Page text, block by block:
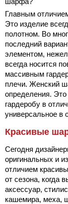
Главным
Это изделие
полотном. Во
последний
элементом,
всегда носится
массивным
плечи. Женский
определения.
гардеробу в
универсальное в
Красивые
Сегодня
оригинальных и
отличием
от сезона, когда
аксессуар,
кашемира, меха,